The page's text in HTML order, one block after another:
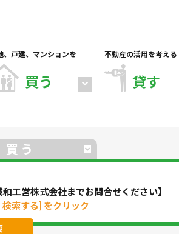
、戸建、マンションを
買う
不動産の活用を考える
貸す
買う
工営株式会社までお問合せください】
索する] をクリック